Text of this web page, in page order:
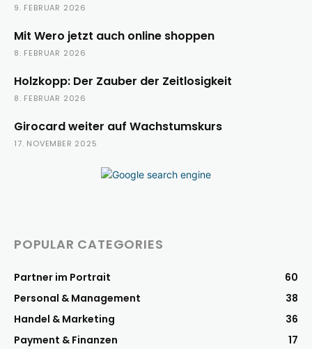
9. FEBRUAR 2026
Mit Wero jetzt auch online shoppen
8. FEBRUAR 2026
Holzkopp: Der Zauber der Zeitlosigkeit
8. FEBRUAR 2026
Girocard weiter auf Wachstumskurs
17. NOVEMBER 2025
POPULAR CATEGORIES
Partner im Portrait
60
Personal & Management
38
Handel & Marketing
36
Payment & Finanzen
17